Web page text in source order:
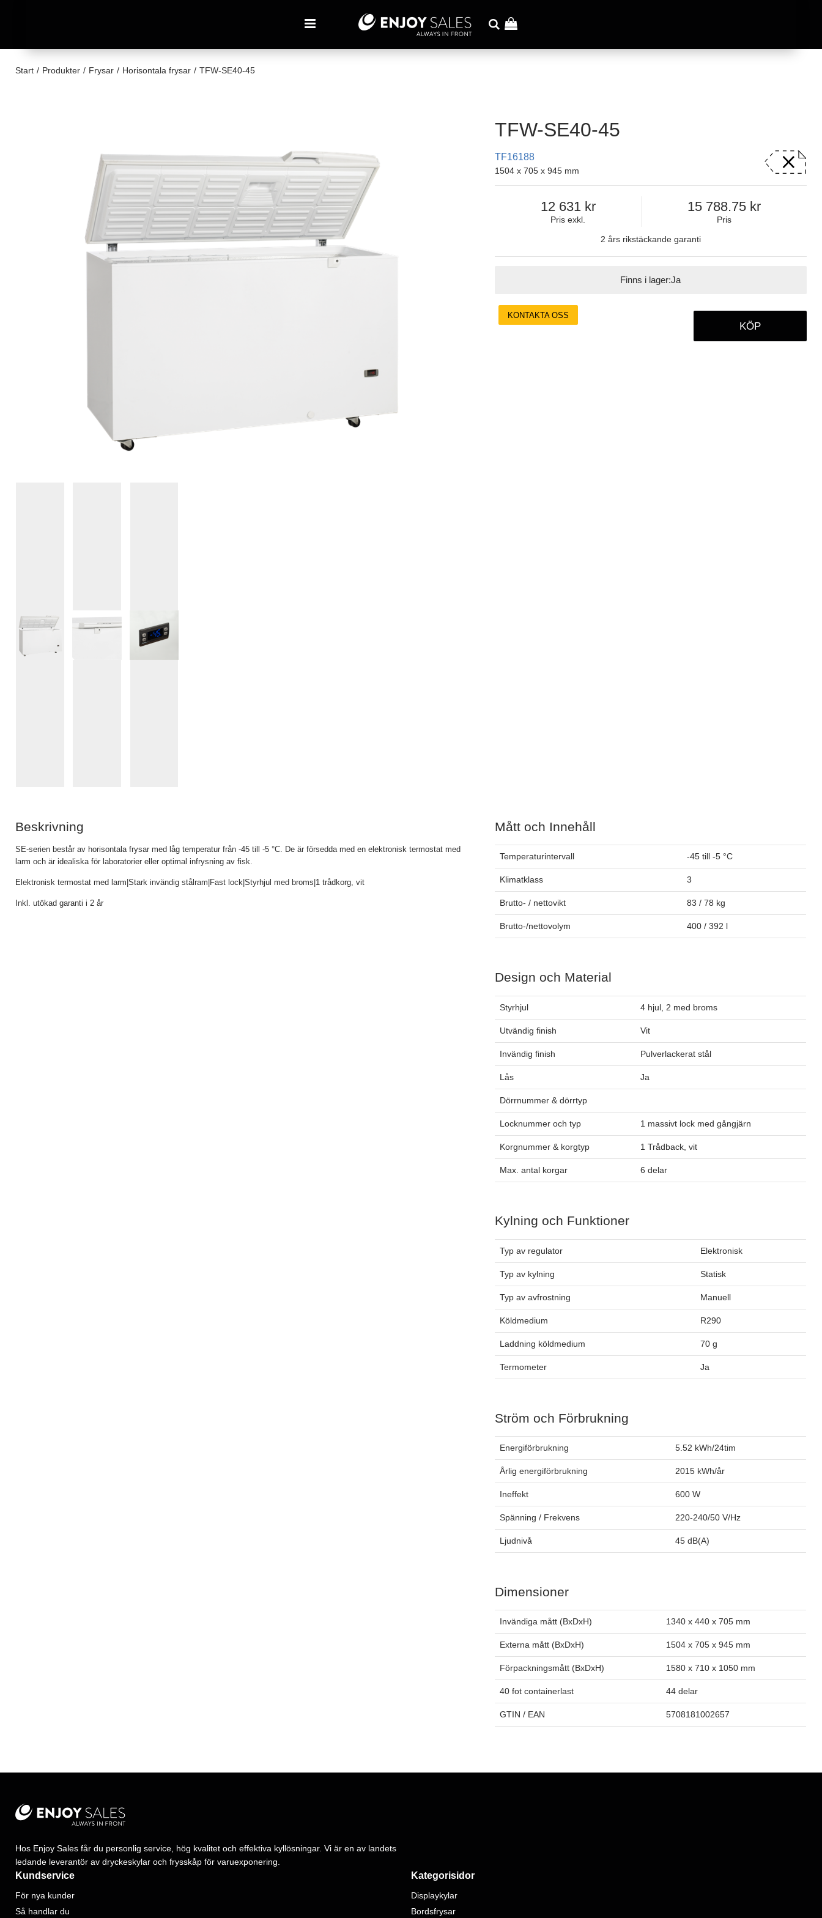
Start / Produkter / Frysar / Horisontala frysar / TFW-SE40-45
TFW-SE40-45
TF16188
1504 x 705 x 945 mm
Pris exkl.
12 631
Pris
15 788.75
2 års rikstäckande garanti
Finns i lager:Ja
KONTAKTA OSS
KÖP
Beskrivning
SE-serien består av horisontala frysar med låg temperatur från -45 till -5 °C. De är försedda med en elektronisk termostat med
larm och är idealiska för laboratorier eller optimal infrysning av fisk.
Elektronisk termostat med larm|Stark invändig stålram|Fast lock|Styrhjul med broms|1 trådkorg, vit
Inkl. utökad garanti i 2 år
Mått och Innehåll
Temperaturintervall -45 till -5 °C
Klimatklass 3
Brutto- / nettovikt 83 / 78 kg
Brutto-/nettovolym 400 / 392 l
Design och Material
Styrhjul 4 hjul, 2 med broms
Utvändig finish Vit
Invändig finish Pulverlackerat stål
Lås Ja
Dörrnummer & dörrtyp
Locknummer och typ 1 massivt lock med gångjärn
Korgnummer & korgtyp 1 Trådback, vit
Max. antal korgar 6 delar
Kylning och Funktioner
Typ av regulator Elektronisk
Typ av kylning Statisk
Typ av avfrostning Manuell
Köldmedium R290
Laddning köldmedium 70 g
Termometer Ja
Ström och Förbrukning
Energiförbrukning 5.52 kWh/24tim
Årlig energiförbrukning 2015 kWh/år
Ineffekt 600 W
Spänning / Frekvens 220-240/50 V/Hz
Ljudnivå 45 dB(A)
Dimensioner
Invändiga mått (BxDxH) 1340 x 440 x 705 mm
Externa mått (BxDxH) 1504 x 705 x 945 mm
Förpackningsmått (BxDxH) 1580 x 710 x 1050 mm
40 fot containerlast 44 delar
GTIN / EAN 5708181002657
Hos Enjoy Sales får du personlig service, hög kvalitet och effektiva kyllösningar. Vi är en av landets
ledande leverantör av dryckeskylar och frysskåp för varuexponering.
Kundservice
För nya kunder
Så handlar du
Kategorisidor
Displaykylar
Bordsfrysar